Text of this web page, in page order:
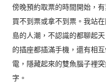
傍晚預約取票的時間開始，
買不到票或拿不到票。我站
島的人潮，不認識的都聊起
的插座都插滿手機，還有相
電，隱藏起來的雙魚腦子裡
字。